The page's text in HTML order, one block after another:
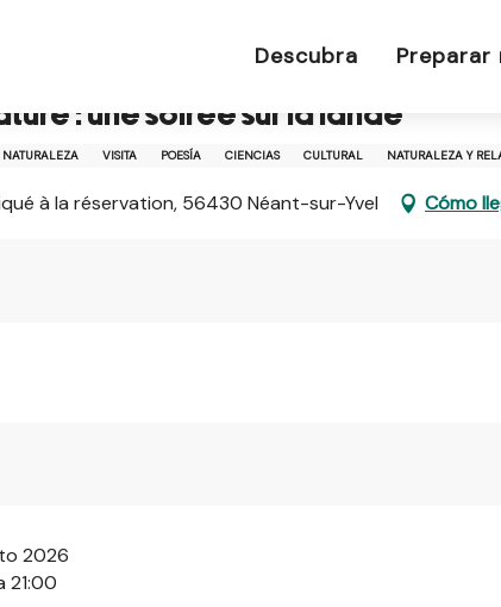
Descubra Preparar
: une soirée sur la lande
VISITA POESÍA CIENCIAS CULTURAL NATURALEZA Y
à la réservation, 56430 Néant-sur-Yvel Cómo
2026
21:00